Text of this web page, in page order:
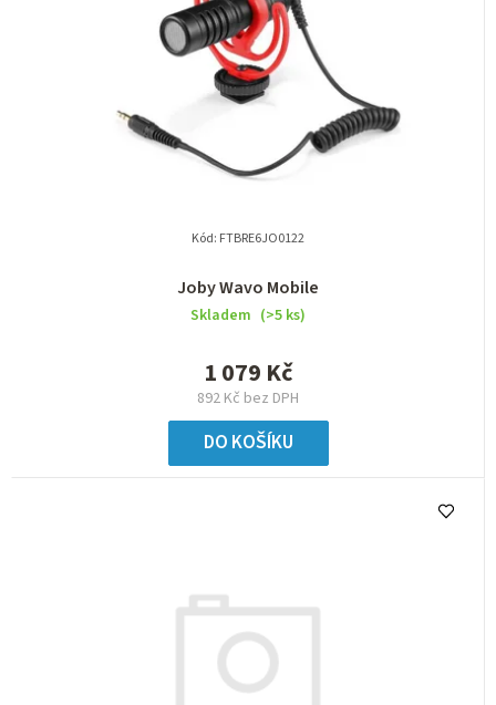
Joby Wavo Mobile
Skladem (>5 ks)
892 Kč bez DPH
1 079 Kč
DO KOŠÍKU
Kód: FTBRE6JO0122